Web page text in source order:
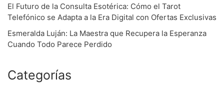
v
i
El Futuro de la Consulta Esotérica: Cómo el Tarot
Telefónico se Adapta a la Era Digital con Ofertas Exclusivas
Esmeralda Luján: La Maestra que Recupera la Esperanza
Cuando Todo Parece Perdido
Categorías